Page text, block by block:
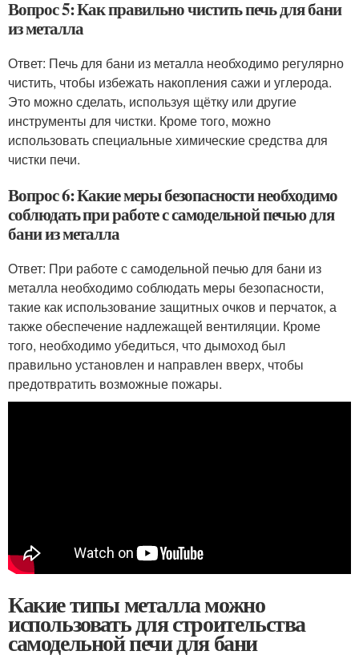
Вопрос 5: Как правильно чистить печь для бани
из металла
Ответ: Печь для бани из металла необходимо регулярно
чистить, чтобы избежать накопления сажи и углерода.
Это можно сделать, используя щётку или другие
инструменты для чистки. Кроме того, можно
использовать специальные химические средства для
чистки печи.
Вопрос 6: Какие меры безопасности необходимо
соблюдать при работе с самодельной печью для
бани из металла
Ответ: При работе с самодельной печью для бани из
металла необходимо соблюдать меры безопасности,
такие как использование защитных очков и перчаток, а
также обеспечение надлежащей вентиляции. Кроме
того, необходимо убедиться, что дымоход был
правильно установлен и направлен вверх, чтобы
предотвратить возможные пожары.
Какие типы металла можно
использовать для строительства
самодельной печи для бани